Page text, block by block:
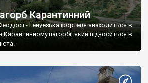
Карантинний
- Генуезька фортеця знаходиться в
Карантинному пагорбі, який підноситься в